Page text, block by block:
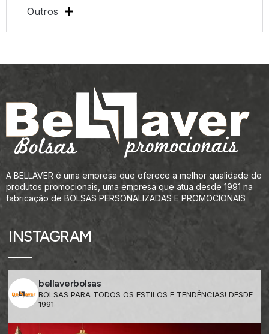
Outros
A BELLAVER é uma empresa que oferece a melhor qualidade de
produtos promocionais, uma empresa que atua desde 1991 na
fabricação de BOLSAS PERSONALIZADAS E PROMOCIONAIS
INSTAGRAM
bellaverbolsas
BOLSAS PARA TODOS OS ESTILOS E TENDÊNCIAS! DESDE
1991